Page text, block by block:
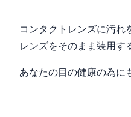
コンタクトレンズに汚れ
レンズをそのまま装用す
あなたの目の健康の為に